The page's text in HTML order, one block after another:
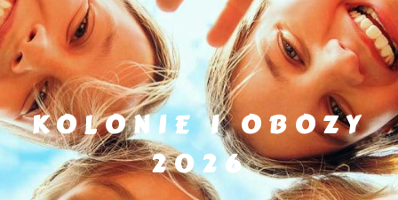
KOLONIE I OBOZY
2026